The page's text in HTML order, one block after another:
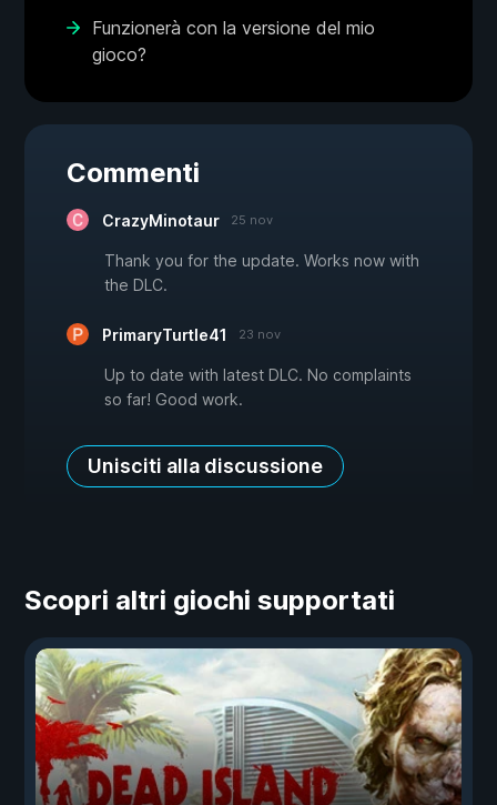
Funzionerà con la versione del mio
gioco?
Commenti
CrazyMinotaur 25 nov
Thank you for the update. Works now with
the DLC.
PrimaryTurtle41 23 nov
Up to date with latest DLC. No complaints
so far! Good work.
Unisciti alla discussione
Scopri altri giochi supportati